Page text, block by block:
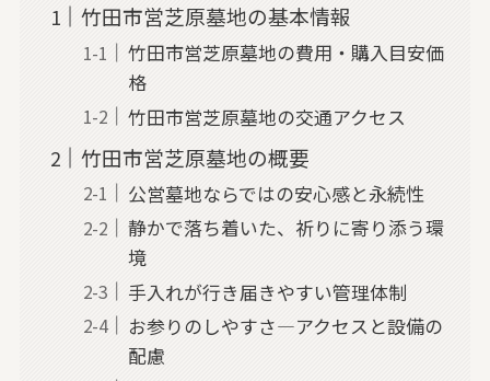
竹田市営芝原墓地の基本情報
竹田市営芝原墓地の費用・購入目安価
格
竹田市営芝原墓地の交通アクセス
竹田市営芝原墓地の概要
公営墓地ならではの安心感と永続性
静かで落ち着いた、祈りに寄り添う環
境
手入れが行き届きやすい管理体制
お参りのしやすさ—アクセスと設備の
配慮